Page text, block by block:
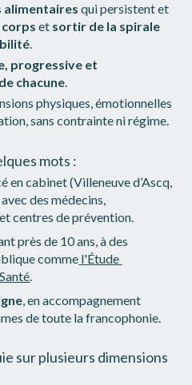
alimentaires qui persistent et
corps et sortir de la spirale
.
progressive et
chacune.
physiques, émotionnelles
sans contrainte ni régime.
mots :
en cabinet (Villeneuve d’Ascq,
des médecins,
centres de prévention.
près de 10 ans, à des
comme l'Étude
.
, en accompagnement
de toute la francophonie.
sur plusieurs dimensions